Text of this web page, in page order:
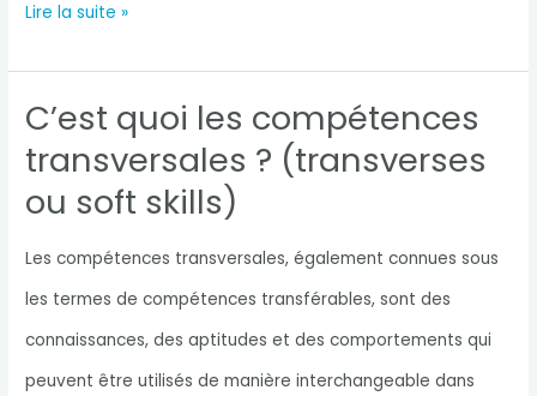
Comment
formation
en
8
jours,
qui
soit
efficace
Lire la suite »
C’est quoi les compétences
transversales ? (transverses
ou soft skills)
Les compétences transversales, également connues sous
les termes de compétences transférables, sont des
connaissances, des aptitudes et des comportements qui
peuvent être utilisés de manière interchangeable dans